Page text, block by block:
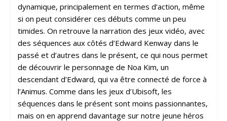
dynamique, principalement en termes d’action, même
si on peut considérer ces débuts comme un peu
timides. On retrouve la narration des jeux vidéo, avec
des séquences aux côtés d’Edward Kenway dans le
passé et d’autres dans le présent, ce qui nous permet
de découvrir le personnage de Noa Kim, un
descendant d’Edward, qui va être connecté de force à
l’Animus. Comme dans les jeux d’Ubisoft, les
séquences dans le présent sont moins passionnantes,
mais on en apprend davantage sur notre jeune héros